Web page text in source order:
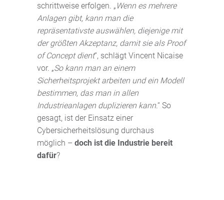
schrittweise erfolgen. „ Wenn es mehrere
Anlagen gibt, kann man die
repräsentativste auswählen, diejenige mit
der größten Akzeptanz, damit sie als Proof
of Concept dient“, schlägt Vincent Nicaise
vor. „So kann man an einem
Sicherheitsprojekt arbeiten und ein Modell
bestimmen, das man in allen
Industrieanlagen duplizieren kann.“ So
gesagt, ist der Einsatz einer
Cybersicherheitslösung durchaus
möglich – doch ist die Industrie bereit
dafür?